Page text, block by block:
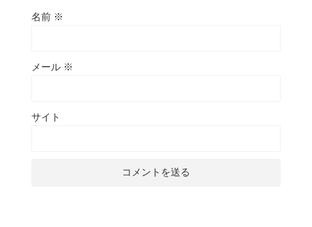
名前 ※
メール ※
サイト